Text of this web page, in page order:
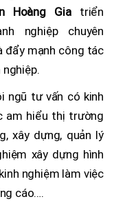
Hoàng Gia triển
nghiệp chuyên
đẩy mạnh công tác
ngũ tư vấn có kinh
am hiểu thị trường
xây dựng, quản lý
xây dựng hình
nghiệm làm việc
cáo….